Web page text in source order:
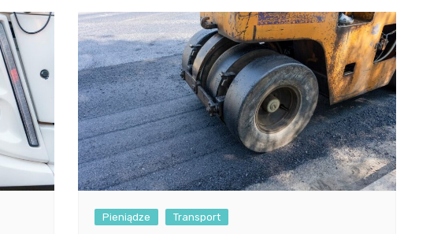
Pieniądze Transport